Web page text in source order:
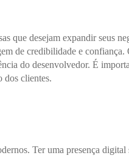
que desejam expandir seus
de credibilidade e
do desenvolvedor. É
dos clientes.
Ter uma presença